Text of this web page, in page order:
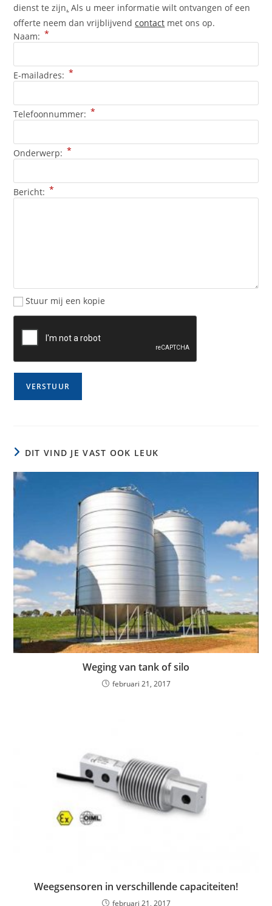
dienst te zijn. Als u meer informatie wilt ontvangen of een
offerte neem dan vrijblijvendcontact met ons op.
Naam: *
E-mailadres: *
Telefoonnummer: *
Onderwerp: *
Bericht: *
Stuur mij een kopie
DIT VIND JE VAST OOK LEUK
Weging van tank of silo
februari 21, 2017
Weegsensoren in verschillende capaciteiten!
februari 21, 2017